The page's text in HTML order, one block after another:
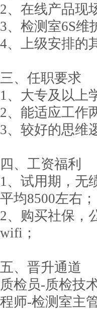
2、在线产品现
3、检测室6S维
4、上级安排的
三、任职要求
1、大专及以上
2、能适应工作
3、较好的思维
四、工资福利
1、试用期，无
平均8500左右；
2、购买社保，
wifi；
五、晋升通道
质检员-质检技
程师-检测室主